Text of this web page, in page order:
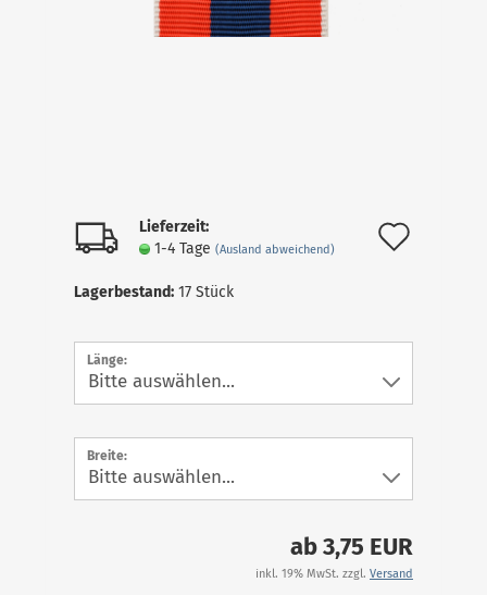
Lieferzeit:
1-4 Tage (Ausland abweichend)
Lagerbestand: 17 Stück
Länge:
Breite:
ab 3,75 EUR
inkl. 19% MwSt. zzgl. Versand